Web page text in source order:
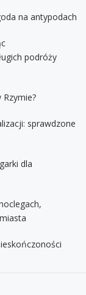
na antypodach
podróży
sprawdzone
dla